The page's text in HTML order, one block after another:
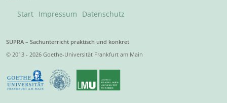
Start Impressum Datenschutz
SUPRA – Sachunterricht praktisch und konkret
© 2013 - 2026 Goethe-Universität Frankfurt am Main